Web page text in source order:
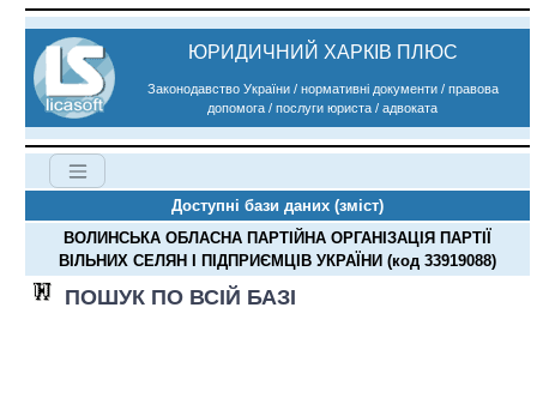
ЮРИДИЧНИЙ ХАРКІВ ПЛЮС
Законодавство України / нормативні документи / правова
допомога / послуги юриста / адвоката
Доступні бази даних (зміст)
ВОЛИНСЬКА ОБЛАСНА ПАРТІЙНА ОРГАНІЗАЦІЯ ПАРТІЇ
ВІЛЬНИХ СЕЛЯН І ПІДПРИЄМЦІВ УКРАЇНИ (код 33919088)
ПОШУК ПО ВСІЙ БАЗІ